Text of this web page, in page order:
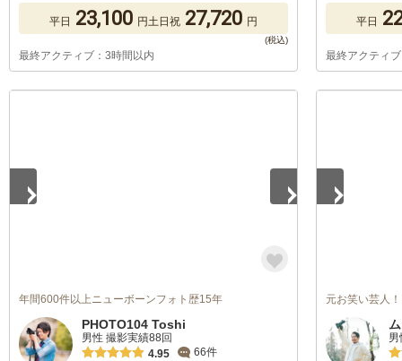
平日 23,100 円土日祝 27,720 円
最終アクティブ：3時間以内
平日
最終アクティ
年間600件以上ニューボーンフォト歴15年
PHOTO104 Toshi
男性 撮影実績88回
4.95
66件
元お笑い芸人